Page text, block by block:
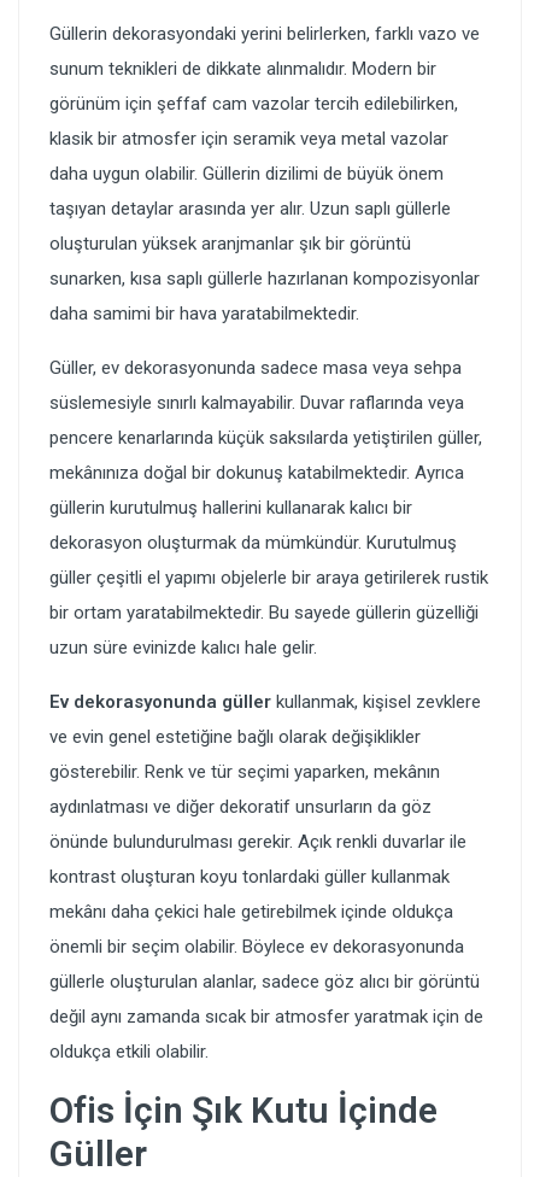
Güllerin dekorasyondaki yerini belirlerken, farklı vazo ve
sunum teknikleri de dikkate alınmalıdır. Modern bir
görünüm için şeffaf cam vazolar tercih edilebilirken,
klasik bir atmosfer için seramik veya metal vazolar
daha uygun olabilir. Güllerin dizilimi de büyük önem
taşıyan detaylar arasında yer alır. Uzun saplı güllerle
oluşturulan yüksek aranjmanlar şık bir görüntü
sunarken, kısa saplı güllerle hazırlanan kompozisyonlar
daha samimi bir hava yaratabilmektedir.
Güller, ev dekorasyonunda sadece masa veya sehpa
süslemesiyle sınırlı kalmayabilir. Duvar raflarında veya
pencere kenarlarında küçük saksılarda yetiştirilen güller,
mekânınıza doğal bir dokunuş katabilmektedir. Ayrıca
güllerin kurutulmuş hallerini kullanarak kalıcı bir
dekorasyon oluşturmak da mümkündür. Kurutulmuş
güller çeşitli el yapımı objelerle bir araya getirilerek rustik
bir ortam yaratabilmektedir. Bu sayede güllerin güzelliği
uzun süre evinizde kalıcı hale gelir.
Ev dekorasyonunda güller kullanmak, kişisel zevklere
ve evin genel estetiğine bağlı olarak değişiklikler
gösterebilir. Renk ve tür seçimi yaparken, mekânın
aydınlatması ve diğer dekoratif unsurların da göz
önünde bulundurulması gerekir. Açık renkli duvarlar ile
kontrast oluşturan koyu tonlardaki güller kullanmak
mekânı daha çekici hale getirebilmek içinde oldukça
önemli bir seçim olabilir. Böylece ev dekorasyonunda
güllerle oluşturulan alanlar, sadece göz alıcı bir görüntü
değil aynı zamanda sıcak bir atmosfer yaratmak için de
oldukça etkili olabilir.
Ofis İçin Şık Kutu İçinde
Güller